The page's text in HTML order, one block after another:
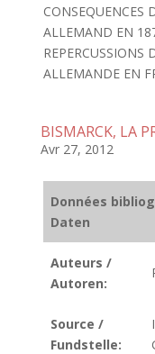
CONSEQUENCES
ALLEMAND EN
REPERCUSSIONS
ALLEMANDE EN
BISMARCK, LA
Avr 27, 2012
Données
Daten
Auteurs /
Autoren:
Source /
Fundstelle: